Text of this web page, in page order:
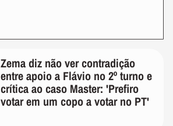
Zema diz não ver contradição
entre apoio a Flávio no 2º turno e
crítica ao caso Master: 'Prefiro
votar em um copo a votar no PT'